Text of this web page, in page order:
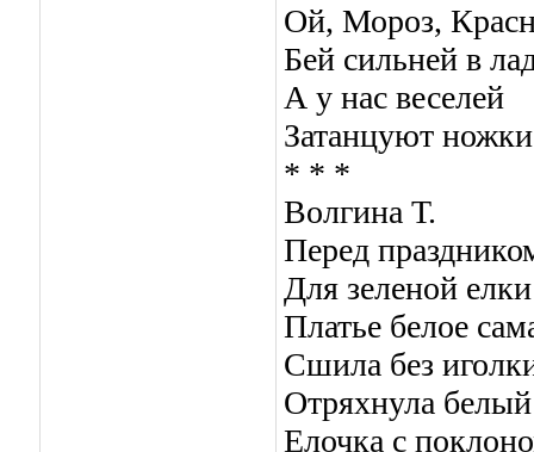
Ой, Мороз,
Бей сильней в
А у нас веселей
Затанцуют
* * *
Волгина Т.
Перед
Для зеленой елки
Платье белое
Сшила без
Отряхнула белый
Елочка с